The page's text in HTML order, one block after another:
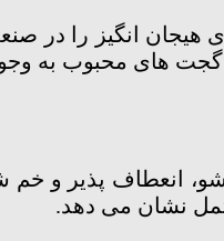
ای هیجان انگیز را
های محبوب به
انعطاف پذیر و خم
نشان می دهد.